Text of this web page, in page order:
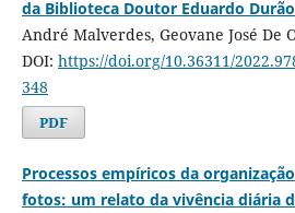
da Biblioteca Doutor Eduardo
André Malverdes, Geovane José De
DOI: https://doi.org/10.36311/
348
PDF
Processos empíricos da
fotos: um relato da vivência diária